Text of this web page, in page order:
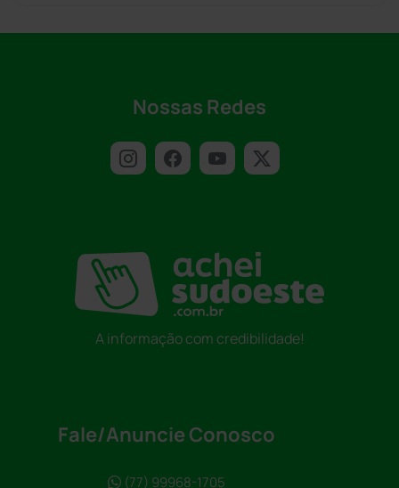
Nossas Redes
A informação com credibilidade!
Fale/Anuncie Conosco
(77) 99968-1705